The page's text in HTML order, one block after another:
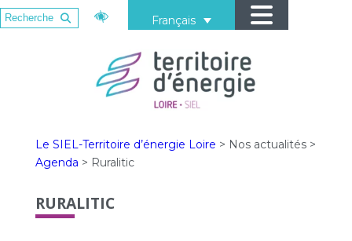
Français
Le SIEL-Territoire d’énergie Loire > Nos actualités>
Agenda > Ruralitic
RURALITIC